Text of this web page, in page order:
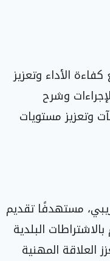
الأداء وتعزيز
وشرح
وتعزيز مستويات
مرحلة التشغيل التجريبي، مستهدفًا تقديم
البلدية
العلاقة المهنية